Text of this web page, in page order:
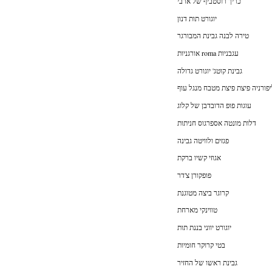
יוגורט תות דנון
טירה לבנה גבינת המבורגר
אורגניות roma עגבניות
גבינת קוטג' יוגורט גדולה
פיצת פיצת מטבח מנגל עוף
עוגות פופ הדובדבן של קלוג
דלות מונטה אספרגוס חניתות
פגזים ולוויטה גבינה
אגוזי קשיו ברקת
פופקורן צ'דר
קרוגר ביצה מטוגנת
טווינקי מארחת
יוגורט יווני בננת תות
בטי קרוקר חומיות
גבינת ראשו של החזיר